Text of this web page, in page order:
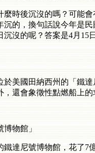
麼時後沉沒的嗎？可能
沉的，換句話說今年是
沉沒的呢？答案是4月15
於美國田納西州的「鐵
，還會象徵性點燃船上
物館」
鐵達尼號博物館，花了7